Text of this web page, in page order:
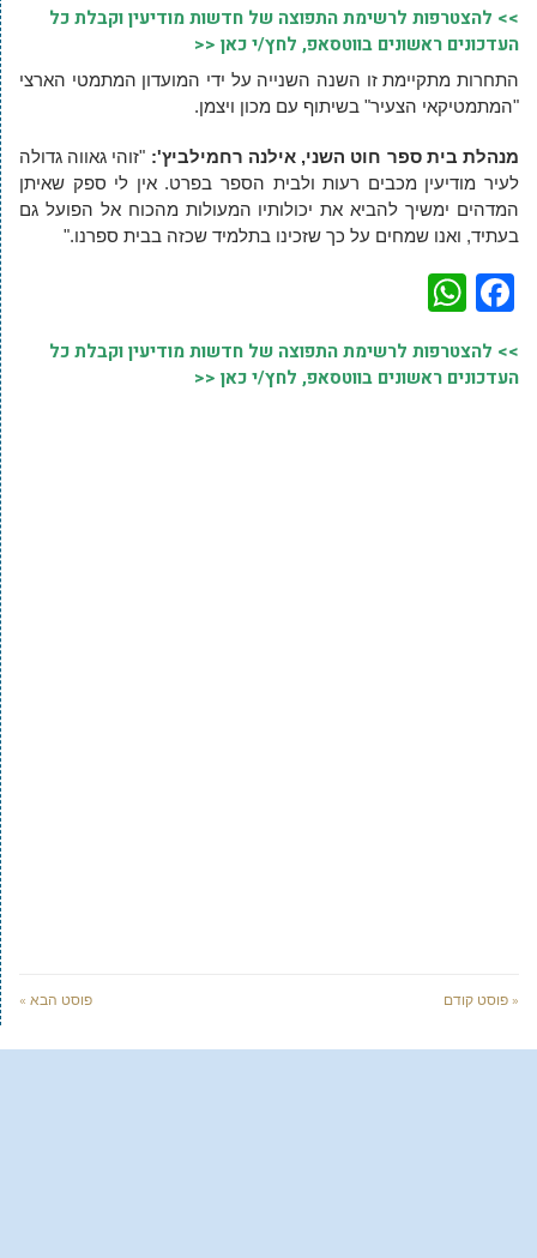
>> להצטרפות לרשימת התפוצה של חדשות מודיעין וקבלת כל
העדכונים ראשונים בווטסאפ, לחץ/י כאן <<
התחרות מתקיימת זו השנה השנייה על ידי המועדון המתמטי הארצי
"המתמטיקאי הצעיר" בשיתוף עם מכון ויצמן.
מנהלת בית ספר חוט השני, אילנה רחמילביץ': "זוהי גאווה גדולה
לעיר מודיעין מכבים רעות ולבית הספר בפרט. אין לי ספק שאיתן
המדהים ימשיך להביא את יכולותיו המעולות מהכוח אל הפועל גם
בעתיד, ואנו שמחים על כך שזכינו בתלמיד שכזה בבית ספרנו."
Facebook
>> להצטרפות לרשימת התפוצה של חדשות מודיעין וקבלת כל
העדכונים ראשונים בווטסאפ, לחץ/י כאן <<
« פוסט קודם פוסט הבא »